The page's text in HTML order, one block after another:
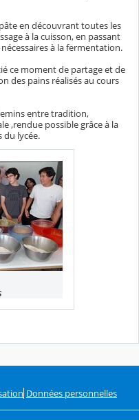
en découvrant toutes les
à la cuisson, en passant
à la fermentation.
ce moment de partage et de
des pains réalisés au cours
entre tradition,
,rendue possible grâce à la
du lycée.
Données personnelles